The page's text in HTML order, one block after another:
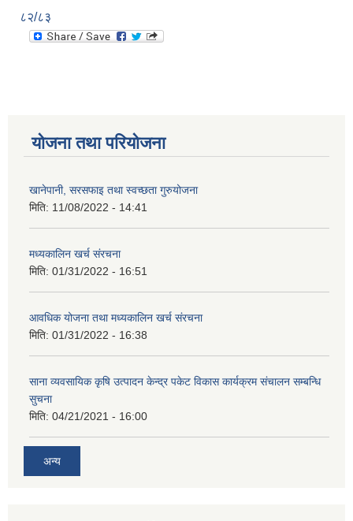
८२/८३
योजना तथा परियोजना
खानेपानी, सरसफाइ तथा स्वच्छता गुरुयोजना
मिति: 11/08/2022 - 14:41
मध्यकालिन खर्च संरचना
मिति: 01/31/2022 - 16:51
आवधिक योजना तथा मध्यकालिन खर्च संरचना
मिति: 01/31/2022 - 16:38
साना व्यवसायिक कृषि उत्पादन केन्द्र पकेट विकास कार्यक्रम संचालन सम्बन्धि
सुचना
मिति: 04/21/2021 - 16:00
अन्य